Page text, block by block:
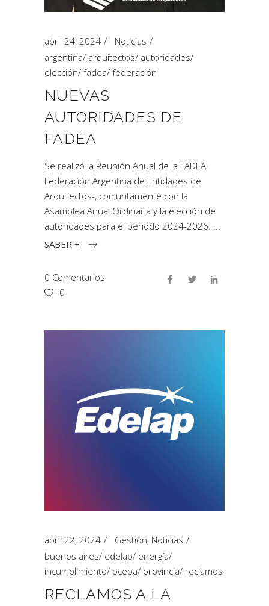
abril 24, 2024
Noticias
argentina/ arquitectos/ autoridades/
elección/ fadea/ federación
NUEVAS
AUTORIDADES DE
FADEA
Se realizó la Reunión Anual de la FADEA -
Federación Argentina de Entidades de
Arquitectos-, conjuntamente con la
Asamblea Anual Ordinaria y la elección de
autoridades para el periodo 2024-2026.
SABER +
0 Comentarios
0
abril 22, 2024 Gestión, Noticias
buenos aires/ edelap/ energía/
incumplimiento/ oceba/ provincia/ reclamos
RECLAMOS A LA